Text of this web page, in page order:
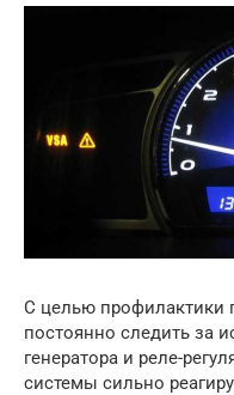
С целью профилактики
постоянно следить за
генератора и реле-
системы сильно